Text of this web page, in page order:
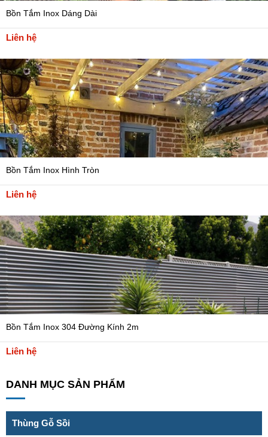
Bồn Tắm Inox Dáng Dài
Liên hệ
Bồn Tắm Inox Hình Tròn
Liên hệ
Bồn Tắm Inox 304 Đường Kính 2m
Liên hệ
DANH MỤC SẢN PHẨM
Thùng Gỗ Sồi